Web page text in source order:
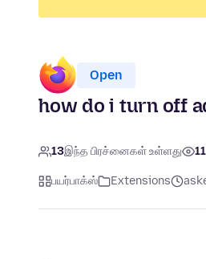
Open
how do i turn off
13இந்த பிரச்னைகள் உள்ளது
பயர்பாக்ஸ் Extensions